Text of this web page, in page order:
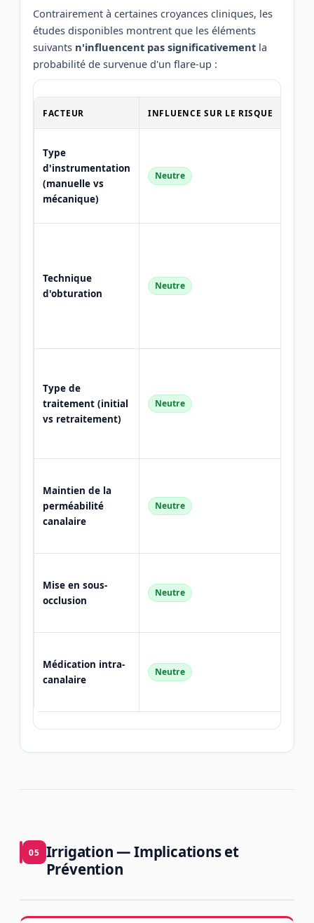
Contrairement à certaines croyances cliniques, les
études disponibles montrent que les éléments
suivants n'influencent pas significativement la
probabilité de survenue d'un flare-up :
FACTEUR INFLUENCE SUR LE RISQUE
Type
d'instrumentation
(manuelle vs
mécanique)
Neutre
Technique
d'obturation
Neutre
Type de
traitement (initial
vs retraitement)
Neutre
Maintien de la
perméabilité
canalaire
Neutre
Mise en sous-
occlusion
Neutre
Médication intra-
canalaire
Neutre
05
Irrigation — Implications et
Prévention